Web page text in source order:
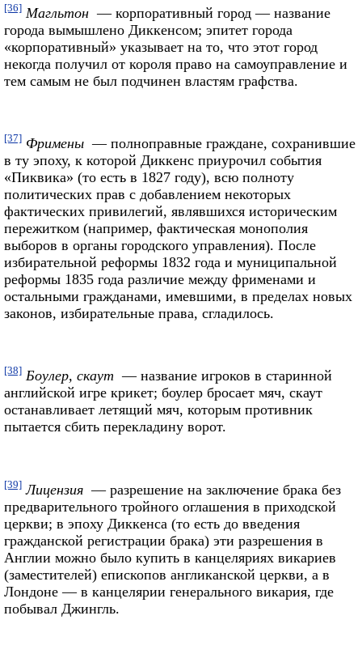
[36] Магльтон — корпоративный город — название
города вымышлено Диккенсом; эпитет города
«корпоративный» указывает на то, что этот город
некогда получил от короля право на самоуправление и
тем самым не был подчинен властям графства.
[37] Фримены — полноправные граждане, сохранившие
в ту эпоху, к которой Диккенс приурочил события
«Пиквика» (то есть в 1827 году), всю полноту
политических прав с добавлением некоторых
фактических привилегий, являвшихся историческим
пережитком (например, фактическая монополия
выборов в органы городского управления). После
избирательной реформы 1832 года и муниципальной
реформы 1835 года различие между фрименами и
остальными гражданами, имевшими, в пределах новых
законов, избирательные права, сгладилось.
[38] Боулер, скаут — название игроков в старинной
английской игре крикет; боулер бросает мяч, скаут
останавливает летящий мяч, которым противник
пытается сбить перекладину ворот.
[39] Лицензия — разрешение на заключение брака без
предварительного тройного оглашения в приходской
церкви; в эпоху Диккенса (то есть до введения
гражданской регистрации брака) эти разрешения в
Англии можно было купить в канцеляриях викариев
(заместителей) епископов англиканской церкви, а в
Лондоне — в канцелярии генерального викария, где
побывал Джингль.